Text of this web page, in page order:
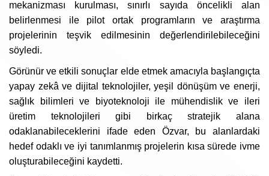
mekanizması kurulması, sınırlı sayıda öncelikli alan
belirlenmesi ile pilot ortak programların ve araştırma
projelerinin teşvik edilmesinin değerlendirilebileceğini
söyledi.
Görünür ve etkili sonuçlar elde etmek amacıyla başlangıçta
yapay zekâ ve dijital teknolojiler, yeşil dönüşüm ve enerji,
sağlık bilimleri ve biyoteknoloji ile mühendislik ve ileri
üretim teknolojileri gibi birkaç stratejik alana
odaklanabileceklerini ifade eden Özvar, bu alanlardaki
hedef odaklı ve iyi tanımlanmış projelerin kısa sürede ivme
oluşturabileceğini kaydetti.